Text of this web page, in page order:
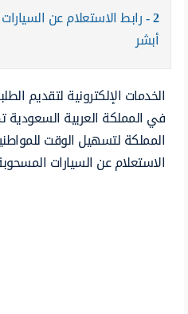
2 رابط الاستعلام عن
أبشر
الخدمات الإلكترونية لتقديم
في المملكة العربية
المملكة لتسهيل الوقت
الاستعلام عن السيارات